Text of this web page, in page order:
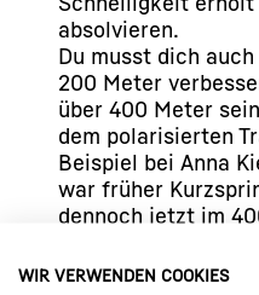
absolvieren.
Du musst dich
200 Meter
über 400 Meter
dem polarisierten
Beispiel bei Anna
war früher
dennoch jetzt im
über 100 Meter
WIR VERWENDEN COOKIES